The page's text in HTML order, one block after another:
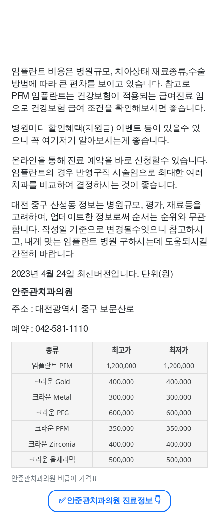
임플란트 비용은 병원규모, 치아상태 재료종류,수술
방법에 따라 큰 편차를 보이고 있습니다. 참고로
PFM 임플란트는 건강보험이 적용되는 급여진료 임
으로 건강보험 급여 조건을 확인해보시면 좋습니다.
병원마다 할인혜택(지원금) 이벤트 등이 있을수 있
으니 꼭 여기저기 알아보시는게 좋습니다.
온라인을 통해 진료 예약을 바로 신청할수 있습니다.
임플란트의 경우 반영구적 시술임으로 최대한 여러
치과를 비교하여 결정하시는 것이 좋습니다.
대전 중구 산성동 정보는 병원규모, 평가, 재료등을
고려하여, 업데이트한 정보로써 순서는 순위와 무관
합니다. 작성일 기준으로 변경될수잇으니 참고하시
고, 내게 맞는 임플란트 병원 구하시는데 도움되시길
간절히 바랍니다.
2023년 4월 24일 최신버전입니다. 단위(원)
안준관치과의원
주소 : 대전광역시 중구 보문산로
예약 : 042-581-1110
안준관치과의원 비급여 가격표
종류 최고가
최저가
임플란트 PFM
1,200,000
1,200,000
크라운 Gold
400,000
400,000
크라운 Metal
300,000
300,000
크라운 PFG
600,000
600,000
크라운 PFM
350,000
350,000
크라운 Zirconia
400,000
400,000
크라운 올세라믹
500,000 500,000
✅ 안준관치과의원 진료정보 👇